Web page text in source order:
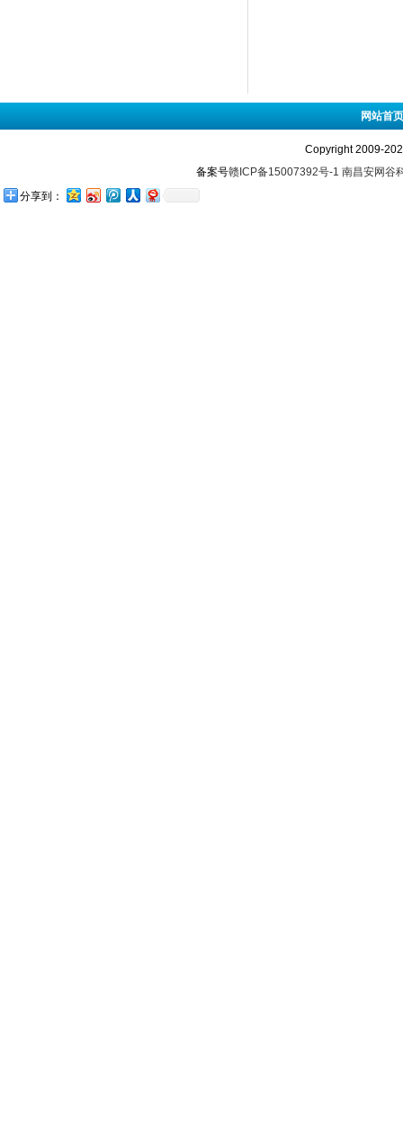
网站首页
Copyright 2009-
备案号赣ICP备15007392号-1 南昌安网谷
分享到：